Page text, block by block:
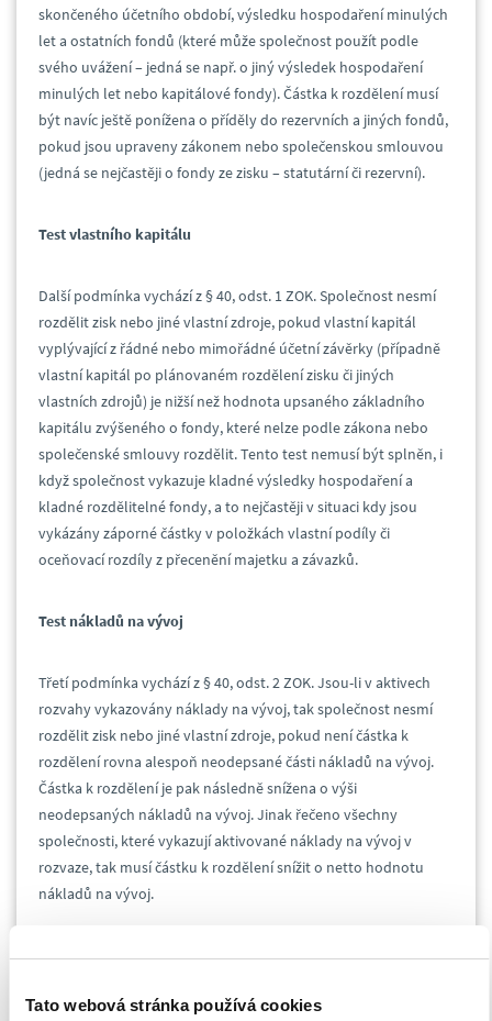
Tato webová stránka používá cookies
skončeného účetního období, výsledku hospodaření minulých
let a ostatních fondů (které může společnost použít podle
svého uvážení – jedná se např. o jiný výsledek hospodaření
minulých let nebo kapitálové fondy). Částka k rozdělení musí
být navíc ještě ponížena o příděly do rezervních a jiných fondů,
pokud jsou upraveny zákonem nebo společenskou smlouvou
(jedná se nejčastěji o fondy ze zisku – statutární či rezervní).
Test vlastního kapitálu
Další podmínka vychází z § 40, odst. 1 ZOK. Společnost nesmí
rozdělit zisk nebo jiné vlastní zdroje, pokud vlastní kapitál
vyplývající z řádné nebo mimořádné účetní závěrky (případně
vlastní kapitál po plánovaném rozdělení zisku či jiných
vlastních zdrojů) je nižší než hodnota upsaného základního
kapitálu zvýšeného o fondy, které nelze podle zákona nebo
společenské smlouvy rozdělit. Tento test nemusí být splněn, i
když společnost vykazuje kladné výsledky hospodaření a
kladné rozdělitelné fondy, a to nejčastěji v situaci kdy jsou
vykázány záporné částky v položkách vlastní podíly či
oceňovací rozdíly z přecenění majetku a závazků.
Test nákladů na vývoj
Třetí podmínka vychází z § 40, odst. 2 ZOK. Jsou-li v aktivech
rozvahy vykazovány náklady na vývoj, tak společnost nesmí
rozdělit zisk nebo jiné vlastní zdroje, pokud není částka k
rozdělení rovna alespoň neodepsané části nákladů na vývoj.
Částka k rozdělení je pak následně snížena o výši
neodepsaných nákladů na vývoj. Jinak řečeno všechny
společnosti, které vykazují aktivované náklady na vývoj v
rozvaze, tak musí částku k rozdělení snížit o netto hodnotu
nákladů na vývoj.
Test insolvence
Test insolvence vychází z § 40, odst. 3 ZOK, který uvádí, že